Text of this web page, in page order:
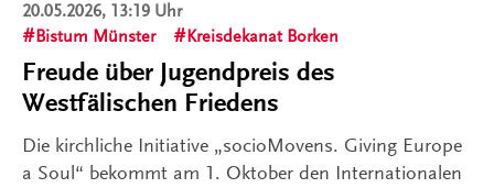
20.05.2026, 13:19 Uhr
Bistum Münster
Kreisdekanat Borken
Freude über Jugendpreis des
Westfälischen Friedens
Die kirchliche Initiative „socioMovens. Giving Europe
a Soul“ bekommt am 1. Oktober den Internationalen